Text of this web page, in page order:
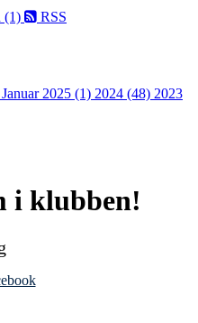
(1) RSS
Januar 2025 (1) 2024 (48) 2023
i klubben!